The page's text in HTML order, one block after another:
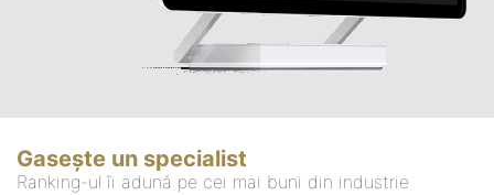
Gasește un specialist
Ranking-ul îi adună pe cei mai buni din industrie